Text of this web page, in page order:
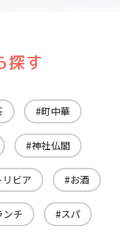
探す
町中華
神社仏閣
リビア お酒
ンチ スパ